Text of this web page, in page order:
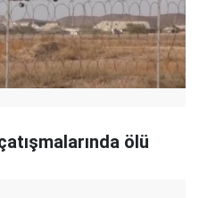
ölü